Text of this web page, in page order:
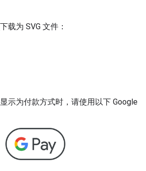
载为 SVG 文件：
示为付款方式时，请使用以下 Google